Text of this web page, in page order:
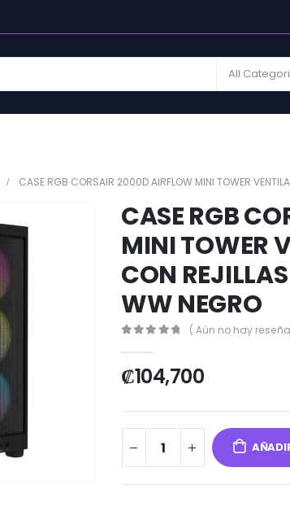
All
CASE RGB CORSAIR 2000D AIRFLOW MINI TOWER
CASE RGB
MINI TOWER
CON
WW NEGRO
( Aún no hay
₡104,700